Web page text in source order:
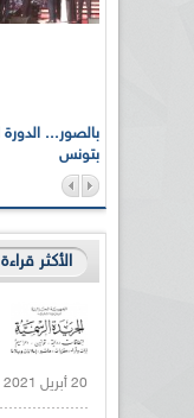
بتونس
الأكثر قراءة
20 أبريل 2021 |